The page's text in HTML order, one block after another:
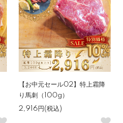
【お中元セール02】特上霜降
り馬刺（100g）
2,916円(税込)